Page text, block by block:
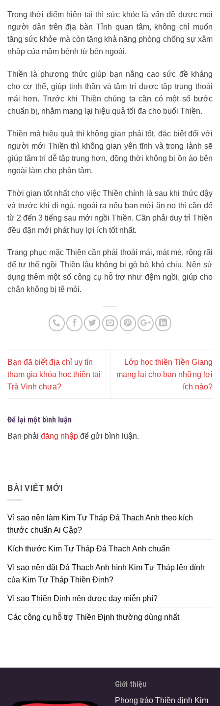
Trong thời điểm hiện tại thì sức khỏe là vấn đề được mọi
người dân trên địa bàn Tỉnh quan tâm, không chỉ muốn
tăng sức khỏe mà còn tăng khả năng phòng chống sự xâm
nhập của mầm bệnh từ bên ngoài.
Thiền là phương thức giúp bạn nâng cao sức đề kháng
cho cơ thể, giúp tinh thần và tâm trí được tập trung thoải
mái hơn. Trước khi Thiền chúng ta cần có một số bước
chuẩn bị, nhằm mang lại hiệu quả tối đa cho buổi Thiền.
Thiền mà hiệu quả thì không gian phải tốt, đặc biệt đối với
người mới Thiền thì không gian yên tĩnh và trong lành sẽ
giúp tâm trí dễ tập trung hơn, đồng thời không bị ồn ào bên
ngoài làm cho phân tâm.
Thời gian tốt nhất cho việc Thiền chính là sau khi thức dậy
và trước khi đi ngủ, ngoài ra nếu bạn mới ăn no thì cần để
từ 2 đến 3 tiếng sau mới ngồi Thiền. Cần phải duy trì Thiền
đều đặn mới phát huy lợi ích tốt nhất.
Trang phục mặc Thiền cần phải thoái mái, mát mẻ, rộng rãi
để tư thế ngồi Thiền lâu không bị gò bó khó chịu. Nên sử
dụng thêm một số công cụ hỗ trợ như đệm ngồi, giúp cho
chân không bị tê mỏi.
Bạn đã biết địa chỉ uy tín
tham gia khóa học thiền tại
Trà Vinh chưa?
Lớp học thiền Tiền Giang
mang lại cho bạn những lợi
ích nào?
Để lại một bình luận
Bạn phải đăng nhập để gửi bình luận.
BÀI VIẾT MỚI
Vì sao nên làm Kim Tự Tháp Đá Thạch Anh theo kích
thước chuẩn Ai Cập?
Kích thước Kim Tự Tháp Đá Thạch Anh chuẩn
Vì sao nên đặt Đá Thạch Anh hình Kim Tự Tháp lên đỉnh
của Kim Tự Tháp Thiền Định?
Vì sao Thiền Định nên được dạy miễn phí?
Các công cụ hỗ trợ Thiền Định thường dùng nhất
Giới thiệu
Phong trào Thiền định Kim